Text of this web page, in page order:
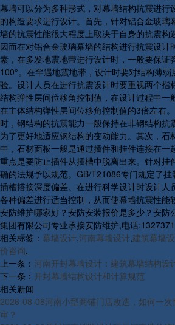
幕墙可以分为多种形式，对幕墙结构抗震进行
的构造要求进行设计。首先，针对铝合金玻璃
墙的抗震性能很大程度上取决于自身的抗震构
因而在对铝合金玻璃幕墙的结构进行抗震设计
素，在多发地震地带进行设计时，一般要保证
100°。在罕遇地震地带，设计时要对结构薄
验。设计人员在进行抗震设计时要重视两个指
结构弹性层间位移角控制值，在设计过程中一
在主体结构弹性层间位移角控制值的3倍左右
时，钢结构的抗震能力一般保持在非钢结构抗
为了更好地适应钢结构的变动能力。其次，石
中，石材面板一般是通过插件和挂件连接在一
重点是要防止插件从插槽中脱离出来。针对挂
确的法规予以规范。GB/T21086专门规定了
插槽搭接深度偏差。在进行科学设计时设计人
各种偏差进行适当控制，从而使幕墙抗震性能
安防维护哪家好？安防安装报价是多少？安防
集团有限公司专业承接安防维护,电话
相关标签： 幕墙设计,河南幕墙设计,建筑幕墙
价咨询,
上一条： 河南开封幕墙设计：建筑幕墙结构设
下一条： 开封幕墙结构设计和计算规范
相关新闻
2026-08-08河南小型商铺门店改造，如何一
审？